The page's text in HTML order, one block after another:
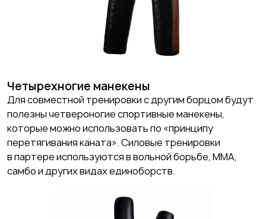
Четырехногие манекены
Для совместной тренировки с другим борцом будут
полезны четвероногие спортивные манекены,
которые можно использовать по «принципу
перетягивания каната». Силовые тренировки
в партере используются в вольной борьбе, ММА,
самбо и других видах единоборств.